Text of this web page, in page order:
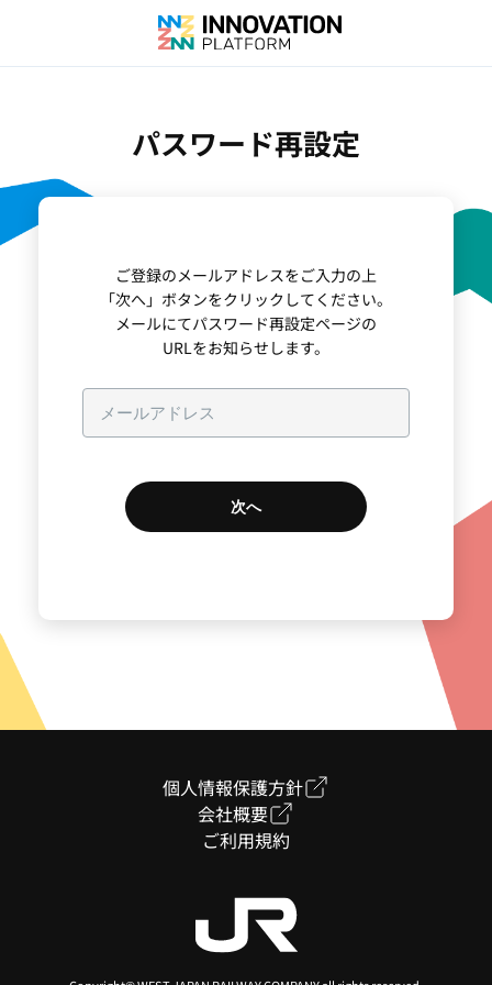
パスワード再設定
ご登録のメールアドレスをご入力の上
「次へ」ボタンをクリックしてください。
メールにてパスワード再設定ページの
URLをお知らせします。
個人情報保護方針
会社概要
ご利用規約